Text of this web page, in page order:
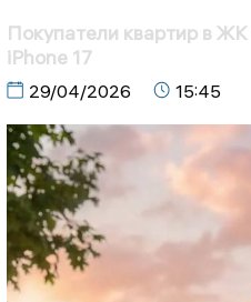
Покупатели квартир в
iPhone 17
29/04/2026 15:45